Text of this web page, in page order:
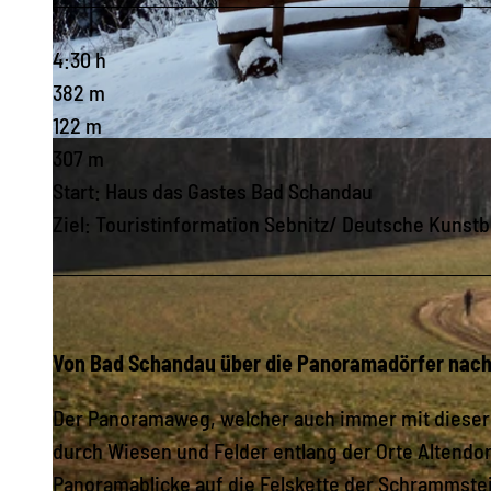
4:30 h
382 m
122 m
307 m
Start: Haus das Gastes Bad Schandau
Ziel: Touristinformation Sebnitz/ Deutsche
Von Bad Schandau über die Panoramadörfer
Der Panoramaweg, welcher auch immer mit
durch Wiesen und Felder entlang der Orte
Panoramablicke auf die Felskette der